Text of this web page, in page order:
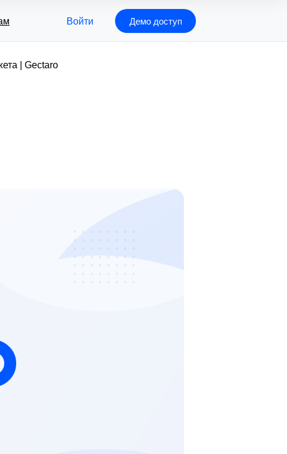
Демо доступ
Войти
| Gectaro